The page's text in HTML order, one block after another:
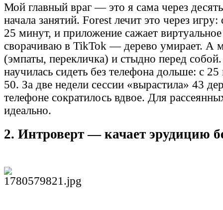
Мой главный враг — это я сама через
начала занятий. Forest лечит это через
25 минут, и приложение сажает
сворачиваю в TikTok — дерево умирает. А
(эмпаты, перекличка) и стыдно перед
научилась сидеть без телефона дольше: с
50. За две недели сессии «вырастила» 43
телефоне сократилось вдвое. Для
идеально.
2. Интроверт — качает эрудицию